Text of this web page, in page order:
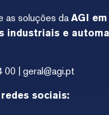
as soluções da AGI em
industriais e
| geral@agi.pt
sociais: